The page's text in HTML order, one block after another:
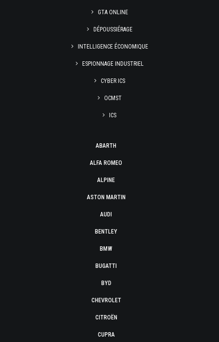
GTA ONLINE
DÉPOUSSIÉRAGE
INTELLIGENCE ÉCONOMIQUE
ESPIONNAGE INDUSTRIEL
CYBER ICS
OCMST
ICS
ABARTH
ALFA ROMEO
ALPINE
ASTON MARTIN
AUDI
BENTLEY
BMW
BUGATTI
BYD
CHEVROLET
CITROËN
CUPRA